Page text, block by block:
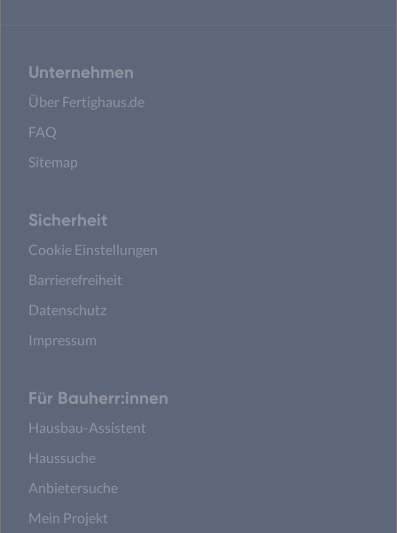
Unternehmen
Über Fertighaus.de
FAQ
Sitemap
Sicherheit
Cookie Einstellungen
Barrierefreiheit
Datenschutz
Impressum
Für Bauherr:innen
Hausbau-Assistent
Haussuche
Anbietersuche
Mein Projekt